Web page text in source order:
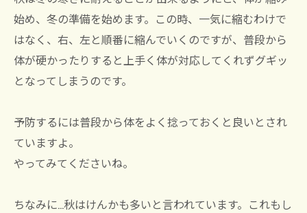
始め、冬の準備を始めます。この時、一気に縮むわけで
はなく、右、左と順番に縮んでいくのですが、普段から
体が硬かったりすると上手く体が対応してくれずグギッ
となってしまうのです。
予防するには普段から体をよく捻っておくと良いとされ
ていますよ。
やってみてくださいね。
ちなみに…秋はけんかも多いと言われています。これもし